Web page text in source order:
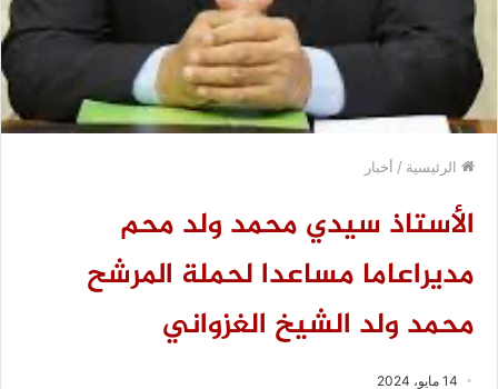
الرئيسية / أخبار
الأستاذ سيدي محمد ولد محم
مديراعاما مساعدا لحملة المرشح
محمد ولد الشيخ الغزواني
14 مايو، 2024